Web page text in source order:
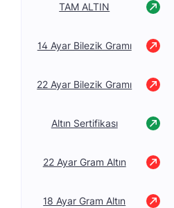
TAM ALTIN
14 Ayar Bilezik Gramı
22 Ayar Bilezik Gramı
Altın Sertifikası
22 Ayar Gram Altın
18 Ayar Gram Altın